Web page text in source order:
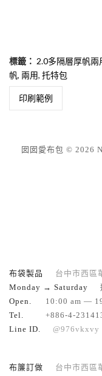
標籤： 2.0多隔層厚帆兩
帆, 兩用, 托特包
印刷範例
囡囡愛布包 © 2026
布袋製品
台中市西區
Monday → Saturday
Open.
10:00 am —
Tel.
+886-4-
Line ID.
@976vkxvy
布簾訂做
台中市西區